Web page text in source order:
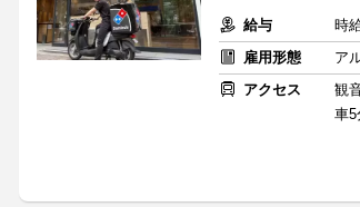
給与
時
雇用形態
ア
アクセス
観
車5